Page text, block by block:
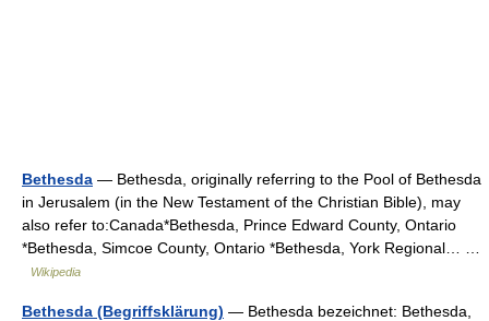
Bethesda — Bethesda, originally referring to the Pool of Bethesda
in Jerusalem (in the New Testament of the Christian Bible), may
also refer to:Canada*Bethesda, Prince Edward County, Ontario
*Bethesda, Simcoe County, Ontario *Bethesda, York Regional… …
Wikipedia
Bethesda (Begriffsklärung) — Bethesda bezeichnet: Bethesda,